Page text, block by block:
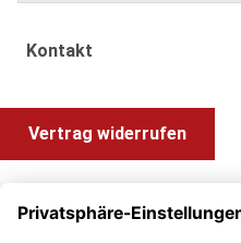
Kontakt
Vertrag widerrufen